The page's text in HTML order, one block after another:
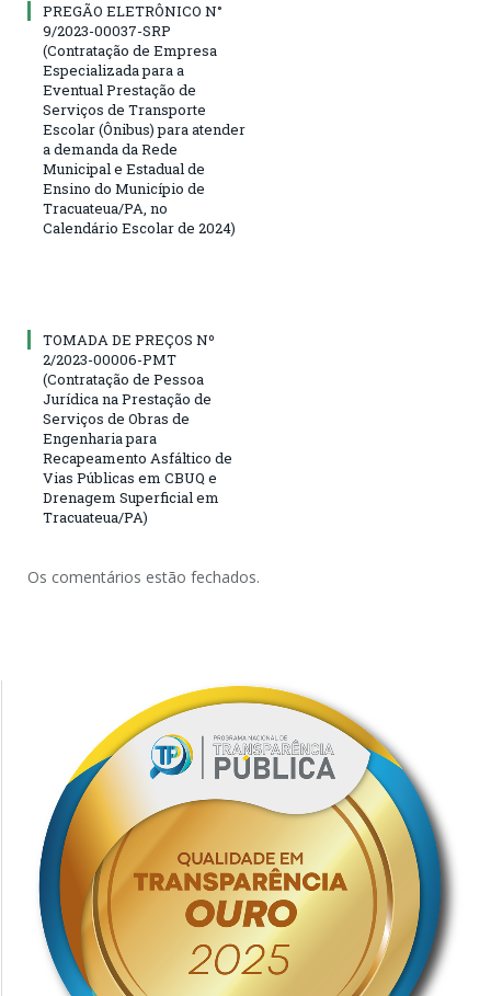
PREGÃO ELETRÔNICO N°
9/2023-00037-SRP
(Contratação de Empresa
Especializada para a
Eventual Prestação de
Serviços de Transporte
Escolar (Ônibus) para atender
a demanda da Rede
Municipal e Estadual de
Ensino do Município de
Tracuateua/PA, no
Calendário Escolar de 2024)
TOMADA DE PREÇOS Nº
2/2023-00006-PMT
(Contratação de Pessoa
Jurídica na Prestação de
Serviços de Obras de
Engenharia para
Recapeamento Asfáltico de
Vias Públicas em CBUQ e
Drenagem Superficial em
Tracuateua/PA)
Os comentários estão fechados.